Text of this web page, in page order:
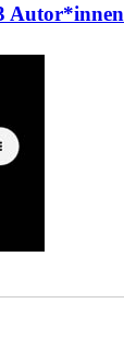
Autor*innen